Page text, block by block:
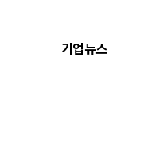
기업뉴스